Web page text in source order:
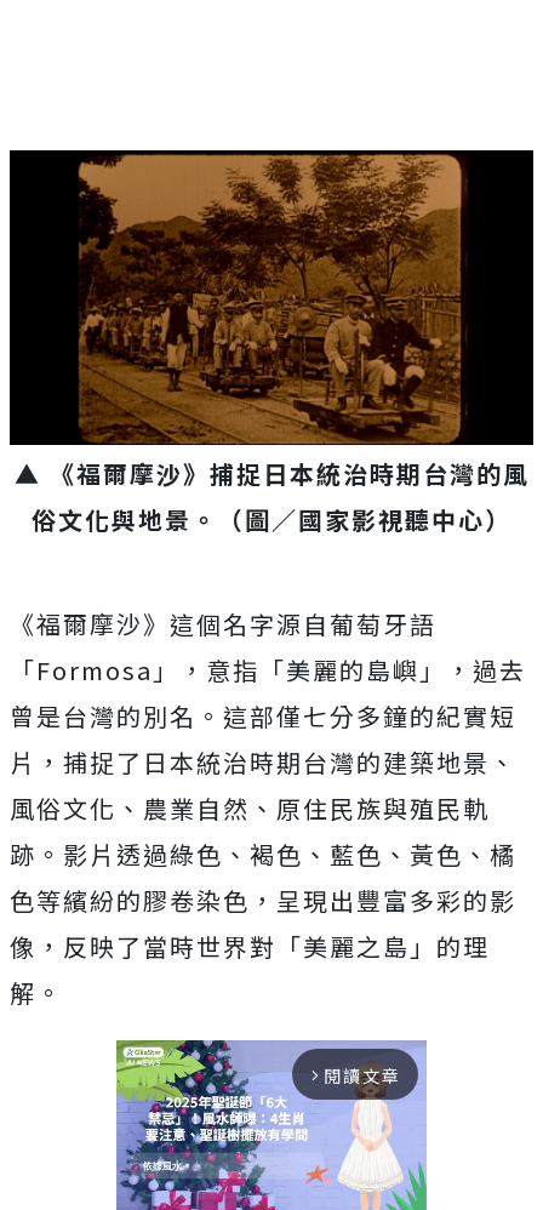
▲ 《福爾摩沙》捕捉日本統治時期台灣的風
俗文化與地景。
（圖／國家影視聽中心）
《福爾摩沙》這個名字源自葡萄牙語
「Formosa」，意指「美麗的島嶼」，過去
曾是台灣的別名。這部僅七分多鐘的紀實短
片，捕捉了日本統治時期台灣的建築地景、
風俗文化、農業自然、原住民族與殖民軌
跡。影片透過綠色、褐色、藍色、黃色、橘
色等繽紛的膠卷染色，呈現出豐富多彩的影
像，反映了當時世界對「美麗之島」的理
解。
arrow_forward_ios 閱讀文章